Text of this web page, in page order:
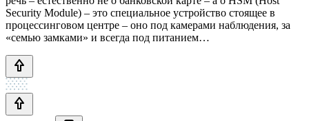
Security Module) – это специальное устройство стоящее в
процессинговом центре – оно под камерами наблюдения, за
«семью замками» и всегда под питанием…